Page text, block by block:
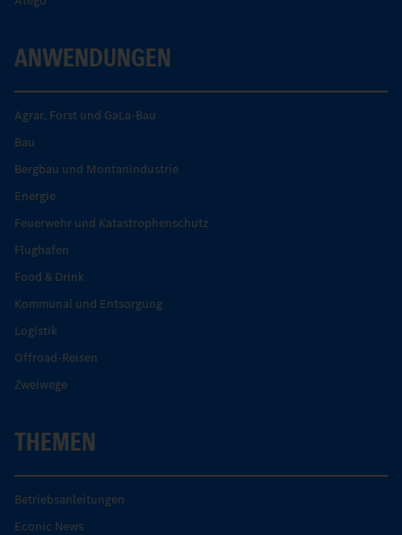
ANWENDUNGEN
Agrar, Forst und GaLa-Bau
Bau
Bergbau und Montanindustrie
Energie
Feuerwehr und Katastrophenschutz
Flughafen
Food & Drink
Kommunal und Entsorgung
Logistik
Offroad-Reisen
Zweiwege
THEMEN
Betriebsanleitungen
Econic News